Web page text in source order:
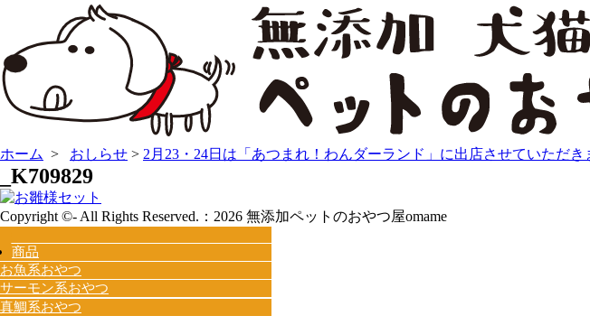
ホーム > おしらせ > 2月23・24日は「あつまれ！わんダーランド」に出店させていただき
_K709829
Copyright ©- All Rights Reserved.： 2026 無添加ペットのおやつ屋omame
商品
お魚系おやつ
サーモン系おやつ
真鯛系おやつ